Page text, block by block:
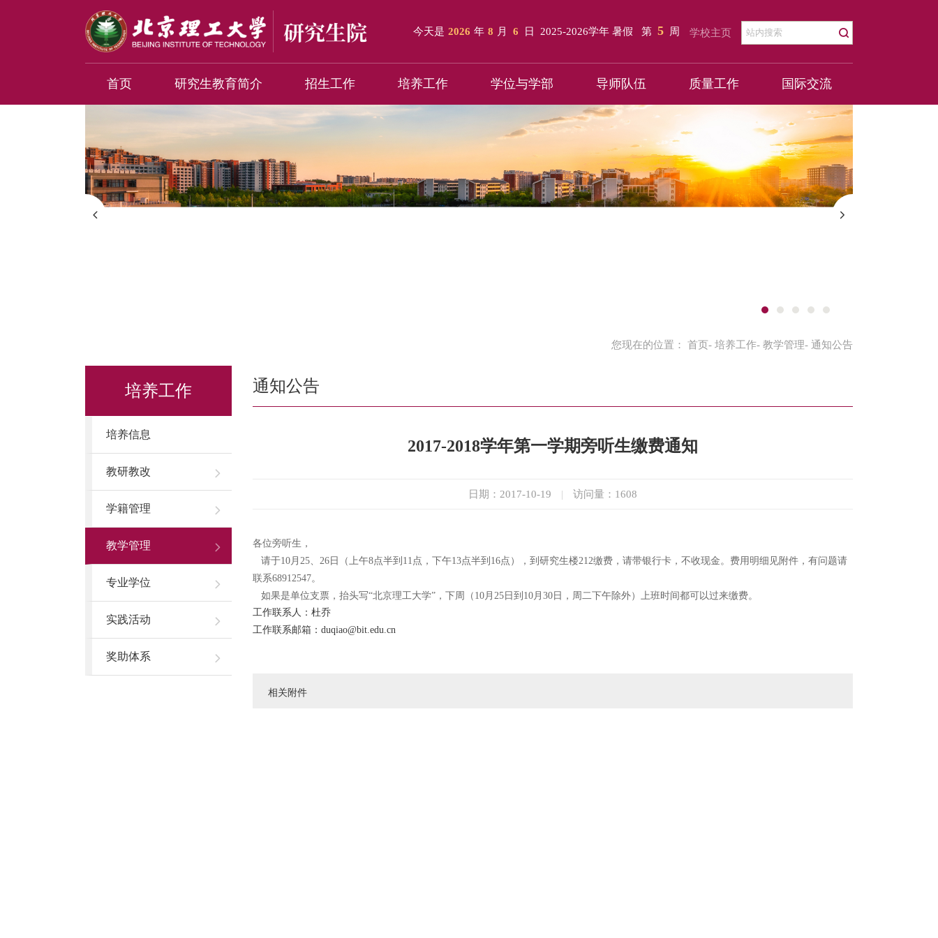
今天是 2026 年 8 月 6 日 2025-2026学年 暑假 第 5 周 学校主页
首页 研究生教育简介 招生工作 培养工作 学位与学部 导师队伍 质量工作 国际交流
您现在的位置： 首页- 培养工作- 教学管理- 通知公告
培养工作
培养信息
教研教改
学籍管理
教学管理
专业学位
实践活动
奖助体系
通知公告
2017-2018学年第一学期旁听生缴费通知
日期：2017-10-19 | 访问量： 1608
各位旁听生，
请于10月25、26日（上午8点半到11点，下午13点半到16点），到研究生楼212缴费，请带银行卡，不收现金。费用明细见附件，有问题请
联系68912547。
如果是单位支票，抬头写“北京理工大学”，下周（10月25日到10月30日，周二下午除外）上班时间都可以过来缴费。
工作联系人：杜乔
工作联系邮箱： duqiao@bit.edu.cn
相关附件